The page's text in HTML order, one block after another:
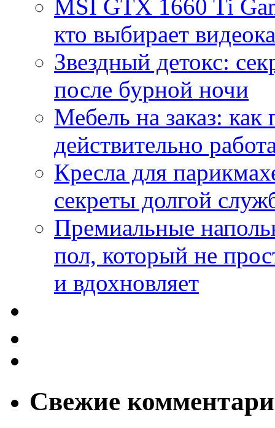
MSI GTX 1660 Ti
кто выбирает
Звездный детокс:
после бурной ночи
Мебель на заказ:
действительно
Кресла для
секреты долгой
Премиальные
пол, который не
и вдохновляет
Свежие